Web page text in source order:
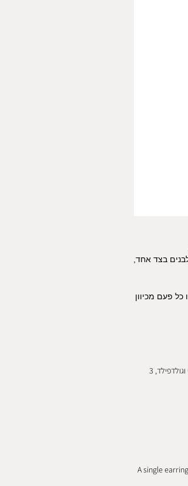
בצד אחד,
פעם מכיוון
- פוסט, פרפר ואום בפליז או בזהב 9k בהתאם לעגיל הנבחר, שרשראות פליז, כסף וגולדפילד, 3
A single